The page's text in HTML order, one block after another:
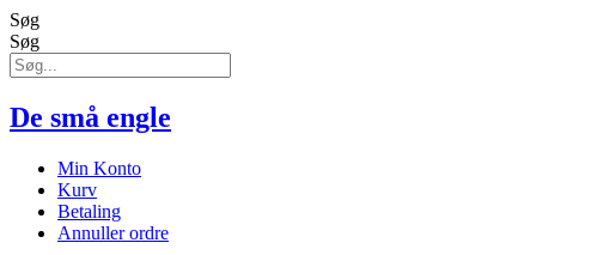
Søg
Søg
De små engle
Min Konto
Kurv
Betaling
Annuller ordre